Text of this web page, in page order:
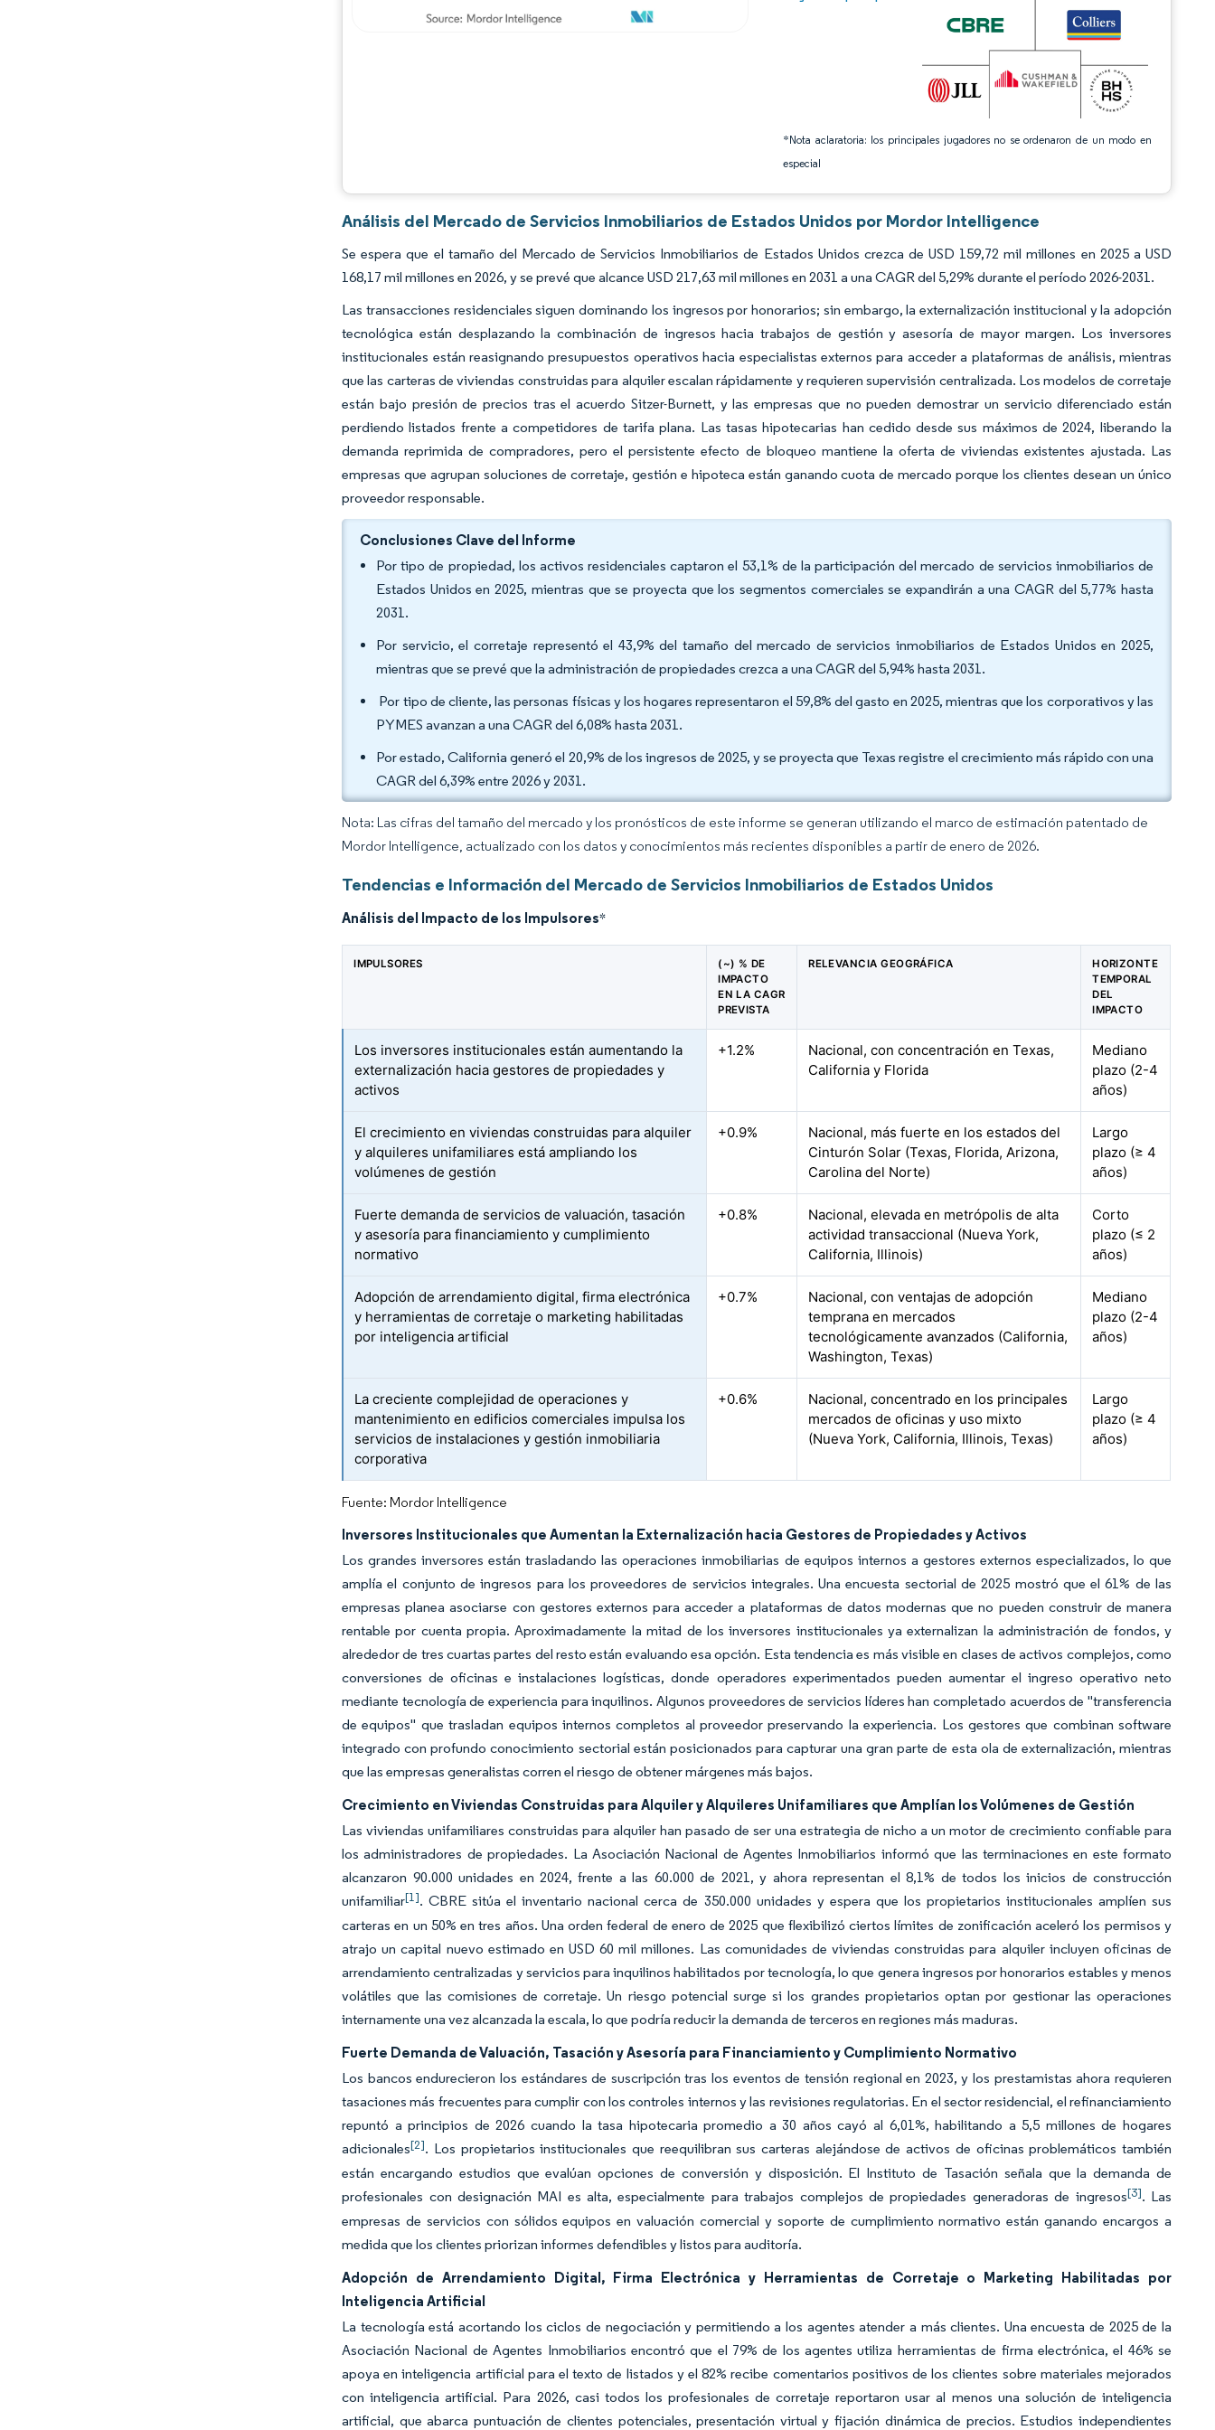
*Nota aclaratoria: los principales jugadores no se ordenaron de un modo en
especial
Análisis del Mercado de Servicios Inmobiliarios de Estados Unidos por Mordor Intelligence
Se espera que el tamaño del Mercado de Servicios Inmobiliarios de Estados Unidos crezca de USD 159,72 mil millones en 2025 a USD
168,17 mil millones en 2026, y se prevé que alcance USD 217,63 mil millones en 2031 a una CAGR del 5,29% durante el período 2026-2031.
Las transacciones residenciales siguen dominando los ingresos por honorarios; sin embargo, la externalización institucional y la adopción
tecnológica están desplazando la combinación de ingresos hacia trabajos de gestión y asesoría de mayor margen. Los inversores
institucionales están reasignando presupuestos operativos hacia especialistas externos para acceder a plataformas de análisis, mientras
que las carteras de viviendas construidas para alquiler escalan rápidamente y requieren supervisión centralizada. Los modelos de corretaje
están bajo presión de precios tras el acuerdo Sitzer-Burnett, y las empresas que no pueden demostrar un servicio diferenciado están
perdiendo listados frente a competidores de tarifa plana. Las tasas hipotecarias han cedido desde sus máximos de 2024, liberando la
demanda reprimida de compradores, pero el persistente efecto de bloqueo mantiene la oferta de viviendas existentes ajustada. Las
empresas que agrupan soluciones de corretaje, gestión e hipoteca están ganando cuota de mercado porque los clientes desean un único
proveedor responsable.
Conclusiones Clave del Informe
Por tipo de propiedad, los activos residenciales captaron el 53,1% de la participación del mercado de servicios inmobiliarios de
Estados Unidos en 2025, mientras que se proyecta que los segmentos comerciales se expandirán a una CAGR del 5,77% hasta
2031.
Por servicio, el corretaje representó el 43,9% del tamaño del mercado de servicios inmobiliarios de Estados Unidos en 2025,
mientras que se prevé que la administración de propiedades crezca a una CAGR del 5,94% hasta 2031.
Por tipo de cliente, las personas físicas y los hogares representaron el 59,8% del gasto en 2025, mientras que los corporativos y las
PYMES avanzan a una CAGR del 6,08% hasta 2031.
Por estado, California generó el 20,9% de los ingresos de 2025, y se proyecta que Texas registre el crecimiento más rápido con una
CAGR del 6,39% entre 2026 y 2031.
Nota: Las cifras del tamaño del mercado y los pronósticos de este informe se generan utilizando el marco de estimación patentado de
Mordor Intelligence, actualizado con los datos y conocimientos más recientes disponibles a partir de enero de 2026.
Tendencias e Información del Mercado de Servicios Inmobiliarios de Estados Unidos
Análisis del Impacto de los Impulsores*
IMPULSORES
(~) % DE
IMPACTO
EN LA CAGR
PREVISTA
RELEVANCIA GEOGRÁFICA
HORIZONTE
TEMPORAL
DEL
IMPACTO
Los inversores institucionales están aumentando la
externalización hacia gestores de propiedades y
activos
+1.2%
Nacional, con concentración en Texas,
California y Florida
Mediano
plazo (2-4
años)
El crecimiento en viviendas construidas para alquiler
y alquileres unifamiliares está ampliando los
volúmenes de gestión
+0.9%
Nacional, más fuerte en los estados del
Cinturón Solar (Texas, Florida, Arizona,
Carolina del Norte)
Largo
plazo (≥ 4
años)
Fuerte demanda de servicios de valuación, tasación
y asesoría para financiamiento y cumplimiento
normativo
+0.8%
Nacional, elevada en metrópolis de alta
actividad transaccional (Nueva York,
California, Illinois)
Corto
plazo (≤ 2
años)
Adopción de arrendamiento digital, firma electrónica
y herramientas de corretaje o marketing habilitadas
por inteligencia artificial
+0.7%
Nacional, con ventajas de adopción
temprana en mercados
tecnológicamente avanzados (California,
Washington, Texas)
Mediano
plazo (2-4
años)
La creciente complejidad de operaciones y
mantenimiento en edificios comerciales impulsa los
servicios de instalaciones y gestión inmobiliaria
corporativa
+0.6%
Nacional, concentrado en los principales
mercados de oficinas y uso mixto
(Nueva York, California, Illinois, Texas)
Largo
plazo (≥ 4
años)
Fuente: Mordor Intelligence
Inversores Institucionales que Aumentan la Externalización hacia Gestores de Propiedades y Activos
Los grandes inversores están trasladando las operaciones inmobiliarias de equipos internos a gestores externos especializados, lo que
amplía el conjunto de ingresos para los proveedores de servicios integrales. Una encuesta sectorial de 2025 mostró que el 61% de las
empresas planea asociarse con gestores externos para acceder a plataformas de datos modernas que no pueden construir de manera
rentable por cuenta propia. Aproximadamente la mitad de los inversores institucionales ya externalizan la administración de fondos, y
alrededor de tres cuartas partes del resto están evaluando esa opción. Esta tendencia es más visible en clases de activos complejos, como
conversiones de oficinas e instalaciones logísticas, donde operadores experimentados pueden aumentar el ingreso operativo neto
mediante tecnología de experiencia para inquilinos. Algunos proveedores de servicios líderes han completado acuerdos de "transferencia
de equipos" que trasladan equipos internos completos al proveedor preservando la experiencia. Los gestores que combinan software
integrado con profundo conocimiento sectorial están posicionados para capturar una gran parte de esta ola de externalización, mientras
que las empresas generalistas corren el riesgo de obtener márgenes más bajos.
Crecimiento en Viviendas Construidas para Alquiler y Alquileres Unifamiliares que Amplían los Volúmenes de Gestión
Las viviendas unifamiliares construidas para alquiler han pasado de ser una estrategia de nicho a un motor de crecimiento confiable para
los administradores de propiedades. La Asociación Nacional de Agentes Inmobiliarios informó que las terminaciones en este formato
alcanzaron 90.000 unidades en 2024, frente a las 60.000 de 2021, y ahora representan el 8,1% de todos los inicios de construcción
unifamiliar[1]. CBRE sitúa el inventario nacional cerca de 350.000 unidades y espera que los propietarios institucionales amplíen sus
carteras en un 50% en tres años. Una orden federal de enero de 2025 que flexibilizó ciertos límites de zonificación aceleró los permisos y
atrajo un capital nuevo estimado en USD 60 mil millones. Las comunidades de viviendas construidas para alquiler incluyen oficinas de
arrendamiento centralizadas y servicios para inquilinos habilitados por tecnología, lo que genera ingresos por honorarios estables y menos
volátiles que las comisiones de corretaje. Un riesgo potencial surge si los grandes propietarios optan por gestionar las operaciones
internamente una vez alcanzada la escala, lo que podría reducir la demanda de terceros en regiones más maduras.
Fuerte Demanda de Valuación, Tasación y Asesoría para Financiamiento y Cumplimiento Normativo
Los bancos endurecieron los estándares de suscripción tras los eventos de tensión regional en 2023, y los prestamistas ahora requieren
tasaciones más frecuentes para cumplir con los controles internos y las revisiones regulatorias. En el sector residencial, el refinanciamiento
repuntó a principios de 2026 cuando la tasa hipotecaria promedio a 30 años cayó al 6,01%, habilitando a 5,5 millones de hogares
adicionales[2]. Los propietarios institucionales que reequilibran sus carteras alejándose de activos de oficinas problemáticos también
están encargando estudios que evalúan opciones de conversión y disposición. El Instituto de Tasación señala que la demanda de
profesionales con designación MAI es alta, especialmente para trabajos complejos de propiedades generadoras de ingresos[3]. Las
empresas de servicios con sólidos equipos en valuación comercial y soporte de cumplimiento normativo están ganando encargos a
medida que los clientes priorizan informes defendibles y listos para auditoría.
Adopción de Arrendamiento Digital, Firma Electrónica y Herramientas de Corretaje o Marketing Habilitadas por
Inteligencia Artificial
La tecnología está acortando los ciclos de negociación y permitiendo a los agentes atender a más clientes. Una encuesta de 2025 de la
Asociación Nacional de Agentes Inmobiliarios encontró que el 79% de los agentes utiliza herramientas de firma electrónica, el 46% se
apoya en inteligencia artificial para el texto de listados y el 82% recibe comentarios positivos de los clientes sobre materiales mejorados
con inteligencia artificial. Para 2026, casi todos los profesionales de corretaje reportaron usar al menos una solución de inteligencia
artificial, que abarca puntuación de clientes potenciales, presentación virtual y fijación dinámica de precios. Estudios independientes